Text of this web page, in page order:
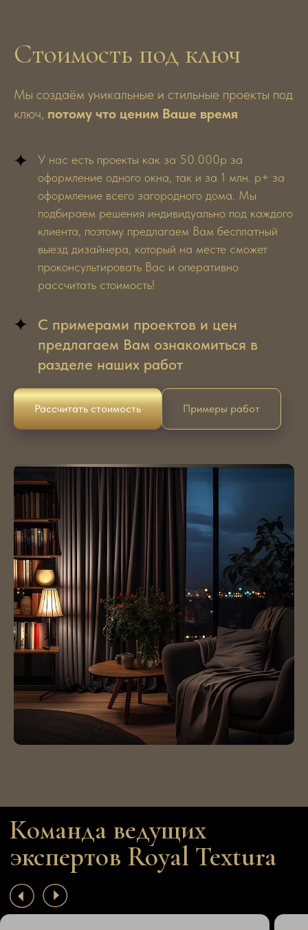
Стоимость под ключ
Мы создаём уникальные и стильные проекты под
ключ, потому что ценим Ваше время
У нас есть проекты как за 50.000р за
оформление одного окна, так и за 1 млн. р+ за
оформление всего загородного дома. Мы
подбираем решения индивидуально под каждого
клиента, поэтому предлагаем Вам бесплатный
выезд дизайнера, который на месте сможет
проконсультировать Вас и оперативно
рассчитать стоимость!
С примерами проектов и цен
предлагаем Вам ознакомиться в
разделе наших работ
Рассчитать стоимость Примеры работ